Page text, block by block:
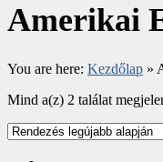
Amerikai
You are here: Kezdőlap »
Mind a(z) 2 találat